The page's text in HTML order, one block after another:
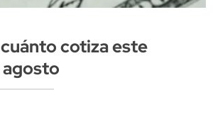
cotiza este
agosto